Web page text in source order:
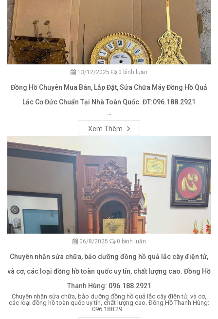
13/12/2025 0 bình luận
Đồng Hồ Chuyên Mua Bán, Lắp Đặt, Sửa Chữa Máy Đồng Hồ Quả
Lắc Cơ Đức Chuẩn Tại Nhà Toàn Quốc. ĐT:096.188.2921
...
Xem Thêm
06/8/2025 0 bình luận
Chuyên nhận sửa chữa, bảo dưỡng đồng hồ quả lắc cây điện tử,
và cơ, các loại đồng hồ toàn quốc uy tín, chất lượng cao. Đồng Hồ
Thanh Hùng: 096.188.2921
Chuyên nhận sửa chữa, bảo dưỡng đồng hồ quả lắc cây điện tử, và cơ,
các loại đồng hồ toàn quốc uy tín, chất lượng cao. Đồng Hồ Thanh Hùng:
096.188.29...